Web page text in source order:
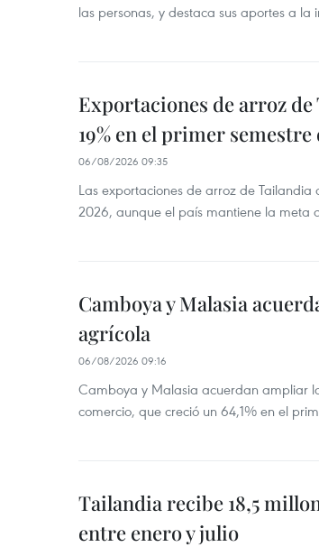
las personas, y destaca sus aportes a la
Exportaciones de arroz
19% en el primer semestre
06/08/2026 09:35
Las exportaciones de arroz de
2026, aunque el país mantiene la meta
Camboya y Malasia
agrícola
06/08/2026 09:16
Camboya y Malasia acuerdan ampliar
comercio, que creció un 64,1% en el
Tailandia recibe 18,5
entre enero y julio